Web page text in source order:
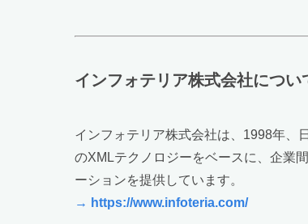
インフォテリア株式会社につい
インフォテリア株式会社は、1998年、
のXMLテクノロジーをベースに、企業
ーションを提供しています。
→ https://www.infoteria.com/